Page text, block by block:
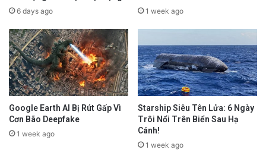
6 days ago 1 week ago
Google Earth AI Bị Rút Gấp Vì
Cơn Bão Deepfake
1 week ago
Starship Siêu Tên Lửa: 6 Ngày
Trôi Nổi Trên Biển Sau Hạ
Cánh!
1 week ago